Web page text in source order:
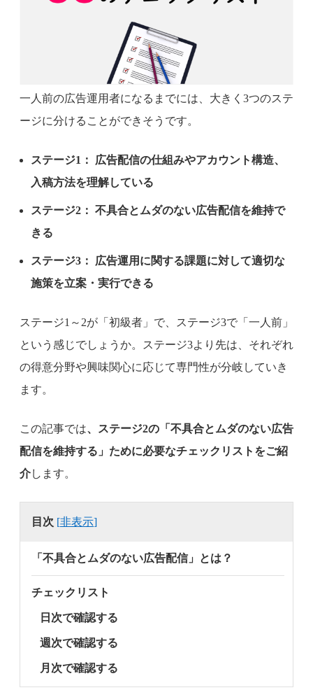
一人前の広告運用者になるまでには、大きく3つのステ
ージに分けることができそうです。
ステージ1： 広告配信の仕組みやアカウント構造、
入稿方法を理解している
ステージ2： 不具合とムダのない広告配信を維持で
きる
ステージ3： 広告運用に関する課題に対して適切な
施策を立案・実行できる
ステージ1～2が「初級者」で、ステージ3で「一人前」
という感じでしょうか。ステージ3より先は、それぞれ
の得意分野や興味関心に応じて専門性が分岐していき
ます。
この記事では、ステージ2の「不具合とムダのない広告
配信を維持する」ために必要なチェックリストをご紹
介します。
目次 [非表示]
「不具合とムダのない広告配信」とは？
チェックリスト
日次で確認する
週次で確認する
月次で確認する